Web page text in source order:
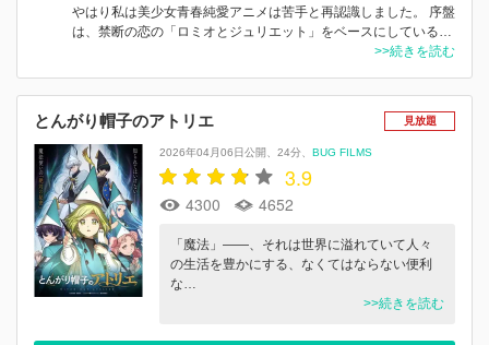
やはり私は美少女青春純愛アニメは苦手と再認識しました。 序盤
は、禁断の恋の「ロミオとジュリエット」をベースにしている…
>>続きを読む
とんがり帽子のアトリエ 見放題
2026年04月06日公開 24分 BUG FILMS
3.9
4300 4652
「魔法」――、それは世界に溢れていて人々
の生活を豊かにする、なくてはならない便利
な…
>>続きを読む